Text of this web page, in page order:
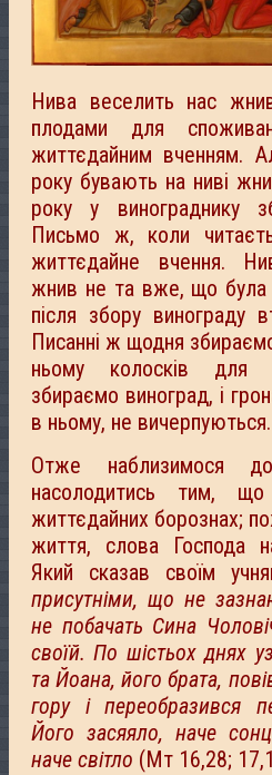
Нива веселить нас
плодами для
життєдайним вченням.
року бувають на ниві
року у винограднику
Письмо ж, коли
життєдайне вчення.
жнив не та вже, що була
після збору винограду
Писанні ж щодня
ньому колосків для
збираємо виноград, і
в ньому, не вичерпуються.
Отже наблизимося
насолодитись тим,
життєдайних борознах;
життя, слова Господа
Який сказав своїм
присутніми, що не
не побачать Сина
своїй. По шістьох днях
та Йоана, його брата,
гору і переобразився
Його засяяло, наче
наче світло (Мт 16,28;